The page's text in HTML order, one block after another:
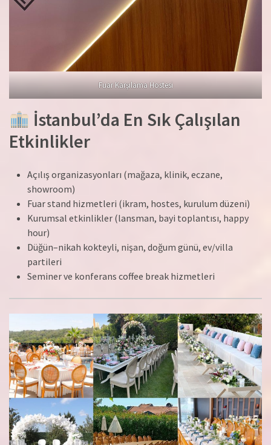
Fuar Karşılama Hostesi
İstanbul’da En Sık Çalışılan
Etkinlikler
Açılış organizasyonları (mağaza, klinik, eczane,
showroom)
Fuar stand hizmetleri (ikram, hostes, kurulum düzeni)
Kurumsal etkinlikler (lansman, bayi toplantısı, happy
hour)
Düğün–nikah kokteyli, nişan, doğum günü, ev/villa
partileri
Seminer ve konferans coffee break hizmetleri